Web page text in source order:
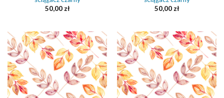
50,00 zł
50,00 zł